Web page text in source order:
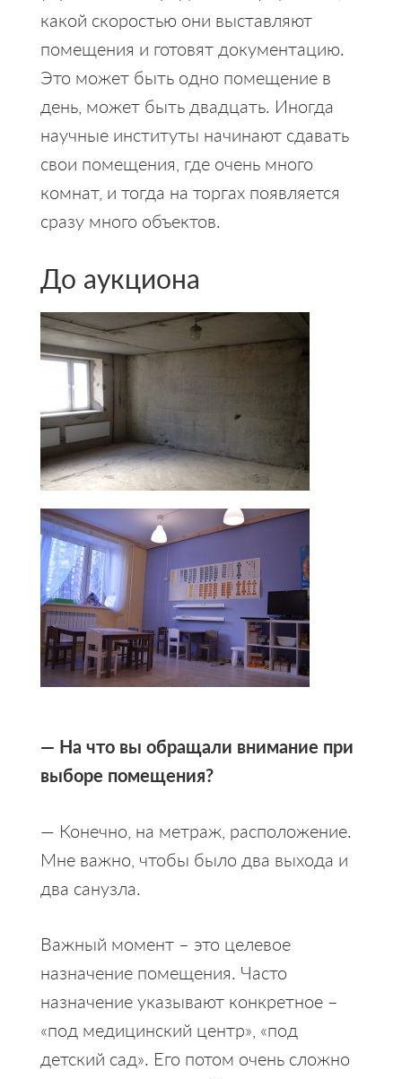
какой скоростью они выставляют
помещения и готовят документацию.
Это может быть одно помещение в
день, может быть двадцать. Иногда
научные институты начинают сдавать
свои помещения, где очень много
комнат, и тогда на торгах появляется
сразу много объектов.
До аукциона
— На что вы обращали внимание при
выборе помещения?
— Конечно, на метраж, расположение.
Мне важно, чтобы было два выхода и
два санузла.
Важный момент – это целевое
назначение помещения. Часто
назначение указывают конкретное –
«под медицинский центр», «под
детский сад». Его потом очень сложно